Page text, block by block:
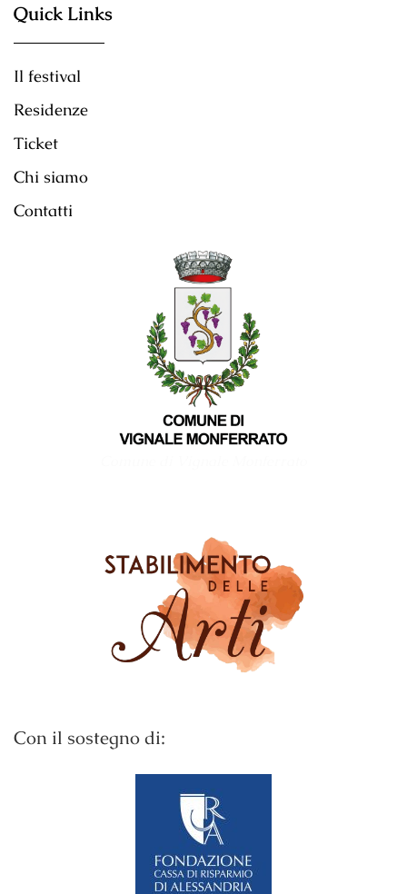
Quick Links
Il festival
Residenze
Ticket
Chi siamo
Contatti
Con il sostegno di: